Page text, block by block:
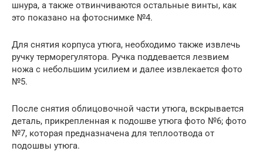
шнура, а также отвинчиваются остальные винты, как
это показано на фотоснимке №4.
Для снятия корпуса утюга, необходимо также извлечь
ручку терморегулятора. Ручка поддевается лезвием
ножа с небольшим усилием и далее извлекается фото
№5.
После снятия облицовочной части утюга, вскрывается
деталь, прикрепленная к подошве утюга фото №6; фото
№7, которая предназначена для теплоотвода от
подошвы утюга.